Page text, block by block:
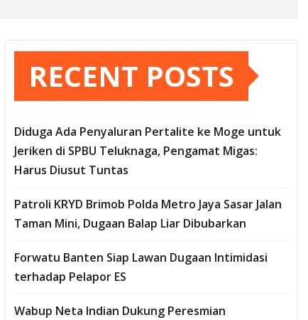
RECENT POSTS
Diduga Ada Penyaluran Pertalite ke Moge untuk
Jeriken di SPBU Teluknaga, Pengamat Migas:
Harus Diusut Tuntas
Patroli KRYD Brimob Polda Metro Jaya Sasar Jalan
Taman Mini, Dugaan Balap Liar Dibubarkan
Forwatu Banten Siap Lawan Dugaan Intimidasi
terhadap Pelapor ES
Wabup Neta Indian Dukung Peresmian